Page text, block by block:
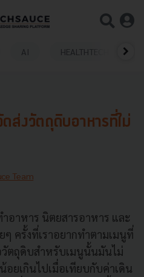
AI HEALTHTECH
ส่งวัตถุดิบอาหารที่ไม่
Team
อาหาร นิตยสารอาหาร และ
ครั้งที่เราอยากทำตามเมนูที่
ตถุดิบสำหรับเมนูนั้นมันไม่
อยเกินไปเมื่อเทียบกับค่าเดิน